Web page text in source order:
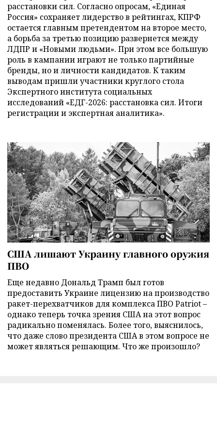
расстановки сил. Согласно опросам, «Единая
Россия» сохраняет лидерство в рейтингах, КПРФ
остается главным претендентом на второе место,
а борьба за третью позицию развернется между
ЛДПР и «Новыми людьми». При этом все большую
роль в кампании играют не только партийные
бренды, но и личности кандидатов. К таким
выводам пришли участники круглого стола
Экспертного института социальных
исследований «ЕДГ-2026: расстановка сил. Итоги
регистрации и экспертная аналитика».
США лишают Украину главного оружия
ПВО
Еще недавно Дональд Трамп был готов
предоставить Украине лицензию на производство
ракет-перехватчиков для комплекса ПВО Patriot –
однако теперь точка зрения США на этот вопрос
радикально поменялась. Более того, выяснилось,
что даже слово президента США в этом вопросе не
может являться решающим. Что же произошло?